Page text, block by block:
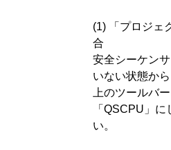
(1) 「プロジェ
合
安全シーケン
いない状態か
上のツールバ
「QSCPU」
い。